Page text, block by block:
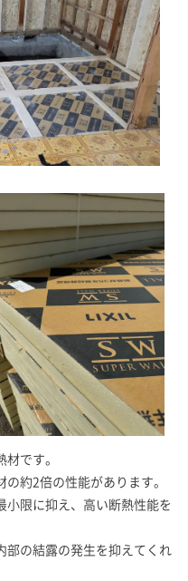
です。
約2倍の性能があります。
小限に抑え、高い断熱性能を
部の結露の発生を抑えてくれ